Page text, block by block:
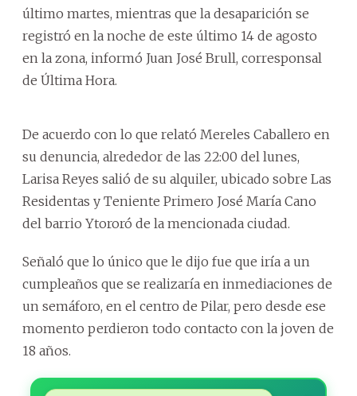
último martes, mientras que la desaparición se
registró en la noche de este último 14 de agosto
en la zona, informó Juan José Brull, corresponsal
de Última Hora.
De acuerdo con lo que relató Mereles Caballero en
su denuncia, alrededor de las 22:00 del lunes,
Larisa Reyes salió de su alquiler, ubicado sobre Las
Residentas y Teniente Primero José María Cano
del barrio Ytororó de la mencionada ciudad.
Señaló que lo único que le dijo fue que iría a un
cumpleaños que se realizaría en inmediaciones de
un semáforo, en el centro de Pilar, pero desde ese
momento perdieron todo contacto con la joven de
18 años.